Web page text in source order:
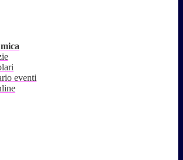
eventi